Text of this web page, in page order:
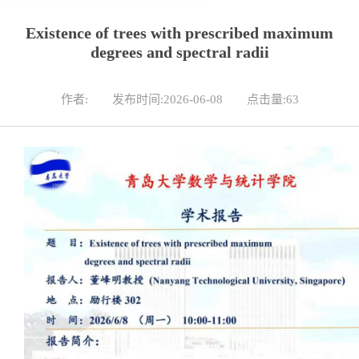
Existence of trees with prescribed maximum
degrees and spectral radii
作者: 发布时间:2026-06-08 点击量:63